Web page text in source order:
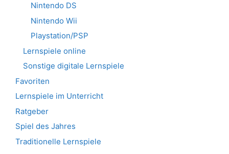
Nintendo DS
Nintendo Wii
Playstation/PSP
Lernspiele online
Sonstige digitale Lernspiele
Favoriten
Lernspiele im Unterricht
Ratgeber
Spiel des Jahres
Traditionelle Lernspiele